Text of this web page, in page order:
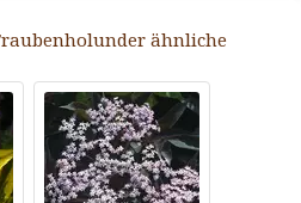
ähnliche